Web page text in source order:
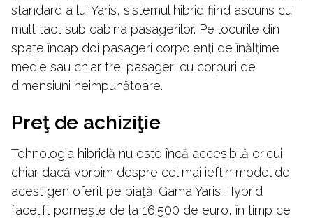
standard a lui Yaris, sistemul hibrid fiind ascuns cu
mult tact sub cabina pasagerilor. Pe locurile din
spate încap doi pasageri corpolenţi de înălţime
medie sau chiar trei pasageri cu corpuri de
dimensiuni neimpunătoare.
Preţ de achiziţie
Tehnologia hibridă nu este încă accesibilă oricui,
chiar dacă vorbim despre cel mai ieftin model de
acest gen oferit pe piaţă. Gama Yaris Hybrid
facelift porneşte de la 16.500 de euro, în timp ce